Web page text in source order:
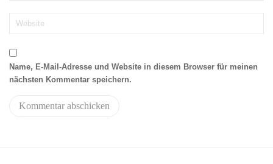
Name, E-Mail-Adresse und Website in diesem Browser für meinen
nächsten Kommentar speichern.